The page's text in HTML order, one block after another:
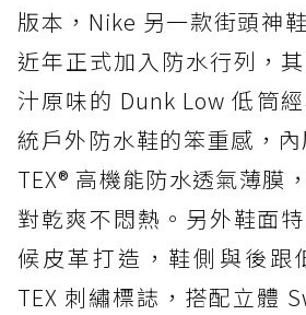
版本，Nike 另一款街頭神
近年正式加入防水行列，
汁原味的 Dunk Low 低筒
統戶外防水鞋的笨重感，內
TEX® 高機能防水透氣薄膜
對乾爽不悶熱。另外鞋面
候皮革打造，鞋側與後跟
TEX 刺繡標誌，搭配立體